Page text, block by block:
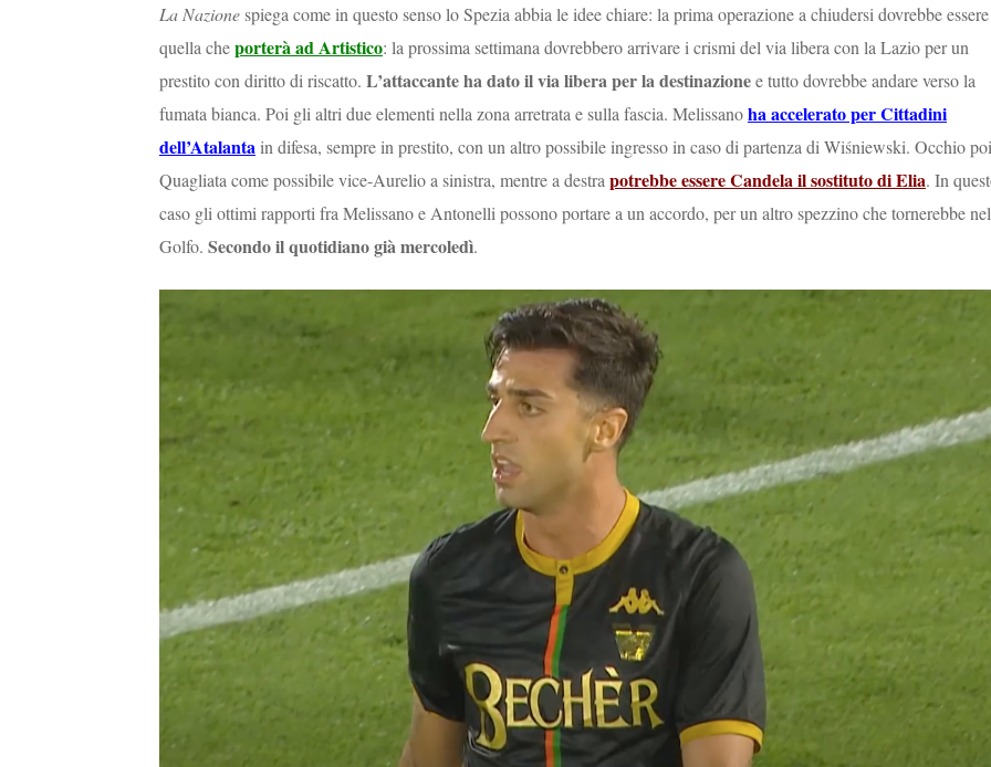
La Nazionespiega come in questo senso lo Spezia abbia le idee chiare: la prima operazione a chiudersi dovrebbe essere
quella cheporterà ad Artistico: la prossima settimana dovrebbero arrivare i crismi del via libera con la Lazio per un
prestito con diritto di riscatto. L’attaccante ha dato il via libera per la destinazionee tutto dovrebbe andare verso la
fumata bianca. Poi gli altri due elementi nella zona arretrata e sulla fascia. Melissanoha accelerato per Cittadini
dell’Atalanta in difesa, sempre in prestito, con un altro possibile ingresso in caso di partenza di Wiśniewski. Occhio
Quagliata come possibile vice-Aurelio a sinistra, mentre a destra potrebbe essere Candela il sostituto di Elia. In
caso gli ottimi rapporti fra Melissano e Antonelli possono portare a un accordo, per un altro spezzino che tornerebbe nel
Golfo. Secondo il quotidiano già mercoledì.